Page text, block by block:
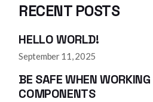
RECENT POSTS
HELLO WORLD!
September 11, 2025
BE SAFE WHEN
COMPONENTS